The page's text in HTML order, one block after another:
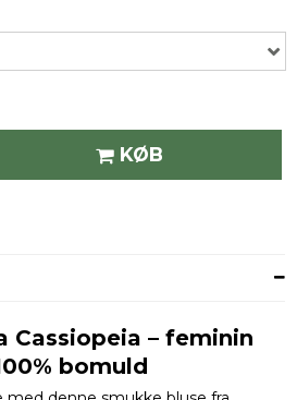
KØB
Cassiopeia – feminin
bomuld